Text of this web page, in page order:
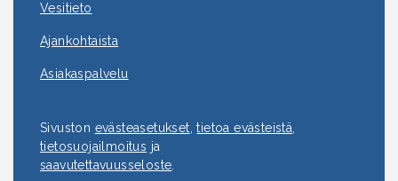
Vesitieto
Ajankohtaista
Asiakaspalvelu
Sivuston evästeasetukset ,tietoa evästeistä
tietosuojailmoitus ja
saavutettavuus­seloste